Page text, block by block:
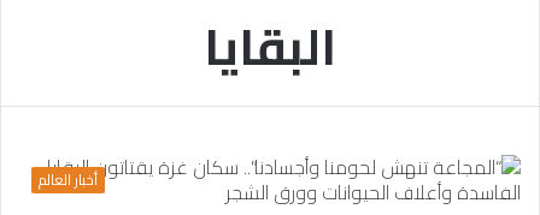
البقايا
أخبار العالم